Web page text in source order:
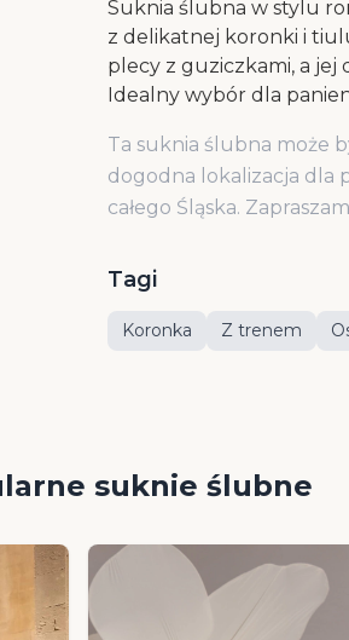
Suknia ślubna w stylu
z delikatnej koronki i
plecy z guziczkami, a
Idealny wybór dla
Ta suknia ślubna może
dogodna lokalizacja dla
całego Śląska.
Tagi
Koronka Z trenem
suknie ślubne